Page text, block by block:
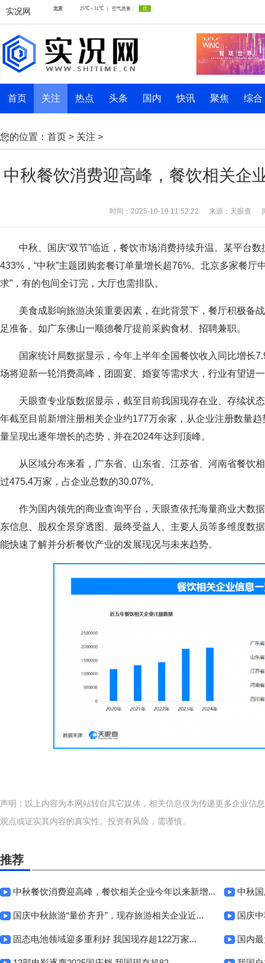
实况网
首页 关注 热点 头条 国内 快讯 聚焦 综合
您的位置： 首页 > 关注 >
中秋餐饮消费迎高峰，餐饮相关企
时间：2025-10-10 11:52:22 来源：天眼查
中秋、国庆“双节”临近，餐饮市场消费持续升温。某平台
433%，“中秋”主题团购套餐订单量增长超76%。北京多家餐厅
求”，有的包间全订完，大厅也需排队。
美食成影响旅游决策重要因素，在此背景下，餐厅积极备
足准备。如广东佛山一顺德餐厅提前采购食材、招聘兼职。
国家统计局数据显示，今年上半年全国餐饮收入同比增长
场将迎新一轮消费高峰，团圆宴、婚宴等需求大，行业有望进
天眼查专业版数据显示，截至目前我国现存在业、存续状
年截至目前新增注册相关企业约177万余家，从企业注册数量
量呈现出逐年增长的态势，并在2024年达到顶峰。
从区域分布来看，广东省、山东省、江苏省、河南省餐饮
过475.4万家，占企业总数的30.07%。
作为国内领先的商业查询平台，天眼查依托海量商业大数
东信息、股权全景穿透图、最终受益人、主要人员等多维度数
能快速了解并分析餐饮产业的发展现况与未来趋势。
声明：以上内容为本网站转自其它媒体，相关信息仅为传递更多企业信
观点或证实其内容的真实性。投资有风险，需谨慎。
推荐
中秋餐饮消费迎高峰，餐饮相关企业今年以来新增... 中秋
国庆中秋旅游“量价齐升”，现存旅游相关企业近... 国庆
固态电池领域迎多重利好 我国现存超122万家... 国内